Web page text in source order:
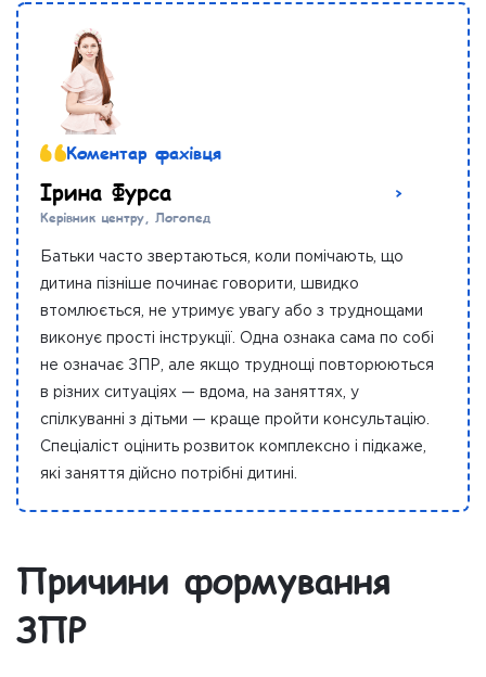
Коментар фахівця
Ірина Фурса
Керівник центру, Логопед
Батьки часто звертаються, коли помічають, що
дитина пізніше починає говорити, швидко
втомлюється, не утримує увагу або з труднощами
виконує прості інструкції. Одна ознака сама по собі
не означає ЗПР, але якщо труднощі повторюються
в різних ситуаціях — вдома, на заняттях, у
спілкуванні з дітьми — краще пройти консультацію.
Спеціаліст оцінить розвиток комплексно і підкаже,
які заняття дійсно потрібні дитині.
Причини формування
ЗПР